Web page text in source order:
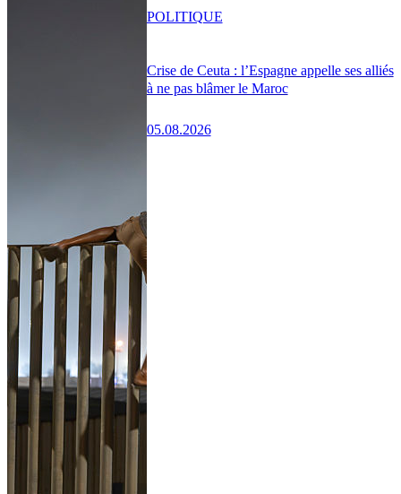
Crise de Ceuta : l’Espagne appelle ses alliés
à ne pas blâmer le Maroc
05.08.2026
POLITIQUE